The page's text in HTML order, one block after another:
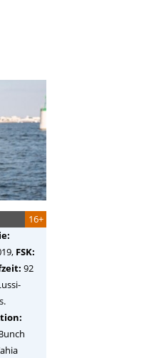
16+
FSK:
92